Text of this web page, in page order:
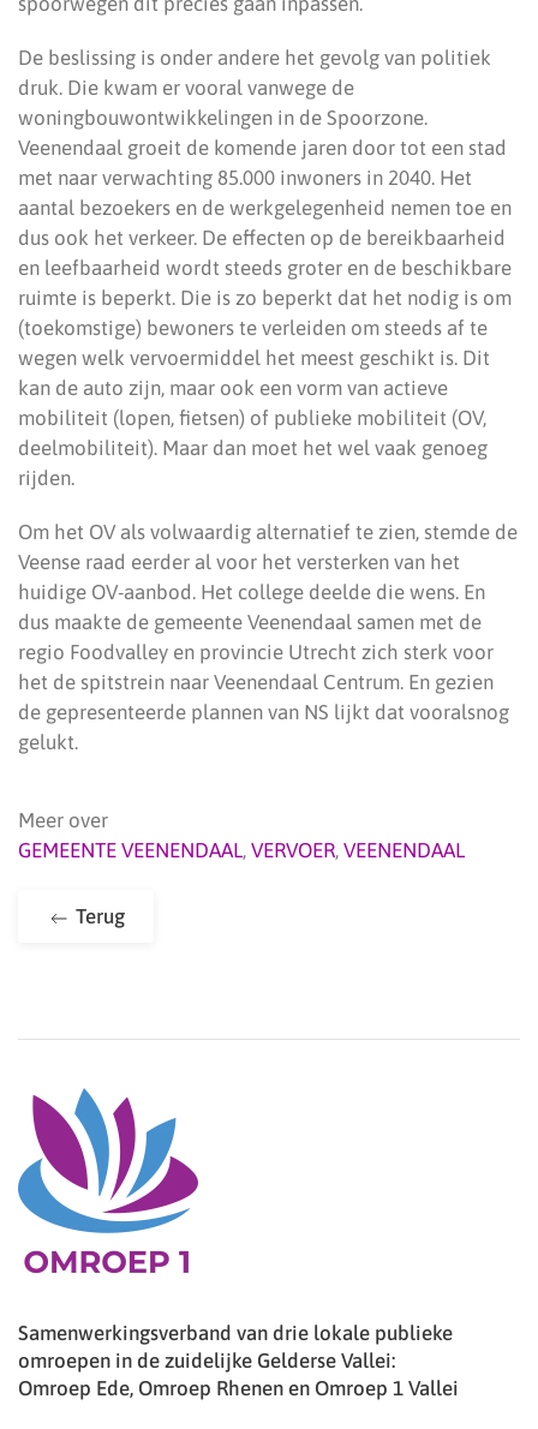
De beslissing is onder andere het gevolg van politiek
druk. Die kwam er vooral vanwege de
woningbouwontwikkelingen in de Spoorzone.
Veenendaal groeit de komende jaren door tot een stad
met naar verwachting 85.000 inwoners in 2040. Het
aantal bezoekers en de werkgelegenheid nemen toe en
dus ook het verkeer. De effecten op de bereikbaarheid
en leefbaarheid wordt steeds groter en de beschikbare
ruimte is beperkt. Die is zo beperkt dat het nodig is om
(toekomstige) bewoners te verleiden om steeds af te
wegen welk vervoermiddel het meest geschikt is. Dit
kan de auto zijn, maar ook een vorm van actieve
mobiliteit (lopen, fietsen) of publieke mobiliteit (OV,
deelmobiliteit). Maar dan moet het wel vaak genoeg
rijden.
Om het OV als volwaardig alternatief te zien, stemde de
Veense raad eerder al voor het versterken van het
huidige OV-aanbod. Het college deelde die wens. En
dus maakte de gemeente Veenendaal samen met de
regio Foodvalley en provincie Utrecht zich sterk voor
het de spitstrein naar Veenendaal Centrum. En gezien
de gepresenteerde plannen van NS lijkt dat vooralsnog
gelukt.
Meer over
GEMEENTE VEENENDAAL, VERVOER, VEENENDAAL
Terug
Samenwerkingsverband van drie lokale publieke
omroepen in de zuidelijke Gelderse Vallei:
Omroep Ede, Omroep Rhenen en Omroep 1 Vallei